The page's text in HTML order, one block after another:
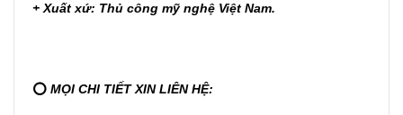
+ Xuất xứ: Thủ công mỹ nghệ Việt Nam.
⭕ MỌI CHI TIẾT XIN LIÊN HỆ: